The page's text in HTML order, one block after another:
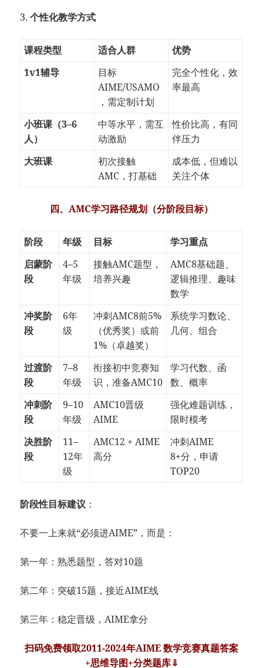
3.个性化教学方式
课程类型 适合人群
优势
1v1辅导
目标
AIME/USAMO
，需定制计划
完全个性化，效
率最高
小班课（3–6
人）
中等水平，需互
动激励
性价比高，有同
伴压力
大班课
初次接触
AMC，打基础
成本低，但难以
关注个体
四、AMC学习路径规划（分阶段目标）
阶段 年级 目标
学习重点
启蒙阶
段
4–5
年级
接触AMC题型，
培养兴趣
AMC8基础题、
逻辑推理、趣味
数学
冲奖阶
段
6年
级
冲刺AMC8前5%
（优秀奖）或前
1%（卓越奖）
系统学习数论、
几何、组合
过渡阶
段
7–8
年级
衔接初中竞赛知
识，准备AMC10
学习代数、函
数、概率
冲刺阶
段
9–10
年级
AMC10晋级
AIME
强化难题训练，
限时模考
决胜阶
段
11–
12年
级
AMC12 + AIME
高分
冲刺AIME
8+分，申请
TOP20
阶段性目标建议 ：
不要一上来就“必须进AIME”，而是：
第一年：熟悉题型，答对10题
第二年：突破15题，接近AIME线
第三年：稳定晋级，AIME拿分
扫码免费领取2011-2024年AIME 数学竞赛真题答案
+思维导图+分类题库⇓